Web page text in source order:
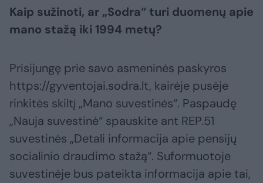
Kaip sužinoti, ar „Sodra“ turi duomenų apie
mano stažą iki 1994 metų?
Prisijungę prie savo asmeninės paskyros
https://gyventojai.sodra.lt, kairėje pusėje
rinkitės skiltį „Mano suvestinės“. Paspaudę
„Nauja suvestinė“ spauskite ant REP.51
suvestinės „Detali informacija apie pensijų
socialinio draudimo stažą“. Suformuotoje
suvestinėje bus pateikta informacija apie tai,